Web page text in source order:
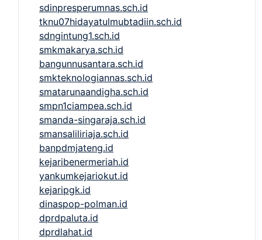
sdinpresperumnas.sch.id
tknu07hidayatulmubtadiin.sch.id
sdngintung1.sch.id
smkmakarya.sch.id
bangunnusantara.sch.id
smkteknologiannas.sch.id
smatarunaandigha.sch.id
smpn1ciampea.sch.id
smanda-singaraja.sch.id
smansaliliriaja.sch.id
banpdmjateng.id
kejaribenermeriah.id
yankumkejariokut.id
kejaripgk.id
dinaspop-polman.id
dprdpaluta.id
dprdlahat.id